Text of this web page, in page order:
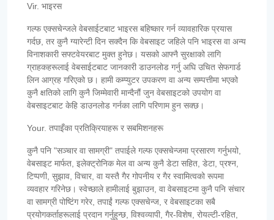
Vir. भाइरस
गल्फ एक्सचेन्जले वेबसाईटबाट भाइरस बहिष्कार गर्न व्यावहारिक प्रयास
गर्दछ, तर कुनै ग्यारेन्टी दिन सक्दैन कि वेबसाइट जहिले पनि भाइरस वा अन्य
विनाशकारी सफ्टवेयरबाट मुक्त हुनेछ। यसको आफ्नै सुरक्षाको लागि
ग्राहकहरूलाई वेबसाईटबाट जानकारी डाउनलोड गर्नु अघि उचित सेफगार्ड
लिन आग्रह गरिएको छ। हामी कम्प्युटर उपकरण वा अन्य सम्पत्तीमा भएको
कुनै क्षतिको लागि कुनै जिम्मेवारी मान्दैनौं जुन वेबसाइटको उपयोग वा
वेबसाइटबाट केहि डाउनलोड गर्नका लागि परिणाम हुन सक्छ।
Your. तपाइँका प्रतिक्रियाहरू र सबमिशनहरू
कुनै पनि "सञ्चार वा सामग्री" तपाईले गल्फ एक्सचेन्जमा प्रसारण गर्नुभयो,
वेबसाइट मार्फत, इलेक्ट्रोनिक मेल वा अन्य कुनै डेटा सहित, डेटा, प्रश्न,
टिप्पणी, सुझाव, विचार, वा यस्तै गैर गोपनीय र गैर स्वामित्वको रूपमा
व्यवहार गरिनेछ। स्वेच्छाले हामीलाई बुझाउन, वा वेबसाइटमा कुनै पनि संचार
वा सामग्री पोष्टिंग गरेर, तपाईं गल्फ एक्सचेन्ज, र वेबसाइटका सबै
प्रयोगकर्ताहरूलाई प्रदान गर्नुहुन्छ, विश्वव्यापी, गैर-विशेष, रोयल्टी-रहित,